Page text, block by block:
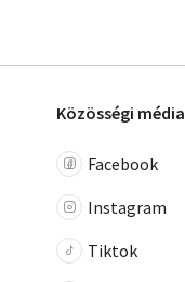
Közösségi média
Facebook
Instagram
Tiktok